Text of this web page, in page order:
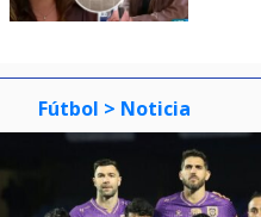
Fútbol > Noticia